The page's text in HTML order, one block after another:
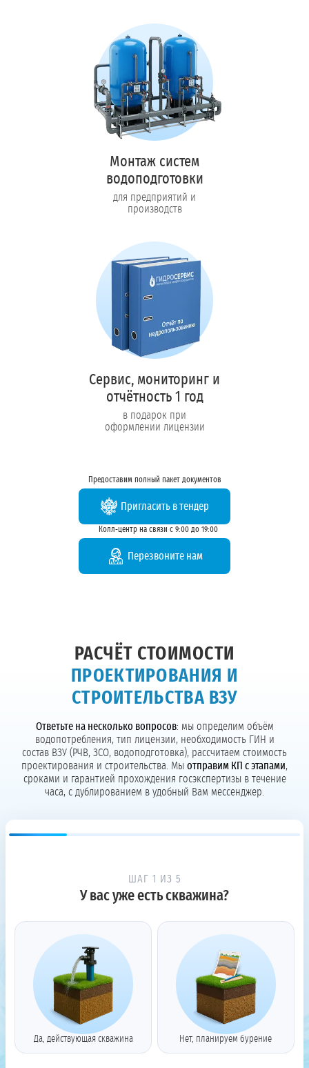
Монтаж систем
водоподготовки
для предприятий и
производств
Сервис, мониторинг и
отчётность 1 год
в подарок при
оформлении лицензии
Предоставим полный пакет документов
Пригласить в тендер
Колл-центр на связи с 9:00 до 19:00
Перезвоните нам
РАСЧЁТ СТОИМОСТИ
ПРОЕКТИРОВАНИЯ И
СТРОИТЕЛЬСТВА ВЗУ
Ответьте на несколько вопросов: мы определим объём
водопотребления, тип лицензии, необходимость ГИН и
состав ВЗУ (РЧВ, ЗСО, водоподготовка), рассчитаем стоимость
проектирования и строительства. Мы отправим КП с этапами,
сроками и гарантией прохождения госэкспертизы в течение
часа, с дублированием в удобный Вам мессенджер.
ШАГ 1 ИЗ 5
У вас уже есть скважина?
Да, действующая скважина Нет, планируем бурение